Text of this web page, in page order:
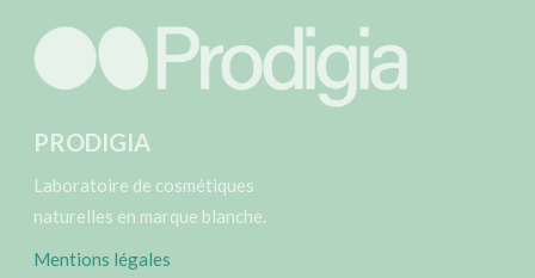
PRODIGIA
Laboratoire de cosmétiques
naturelles en marque blanche.
Mentions légales